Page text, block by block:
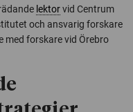
lektorvid Centrum
och ansvarig forskare
med forskare vid Örebro